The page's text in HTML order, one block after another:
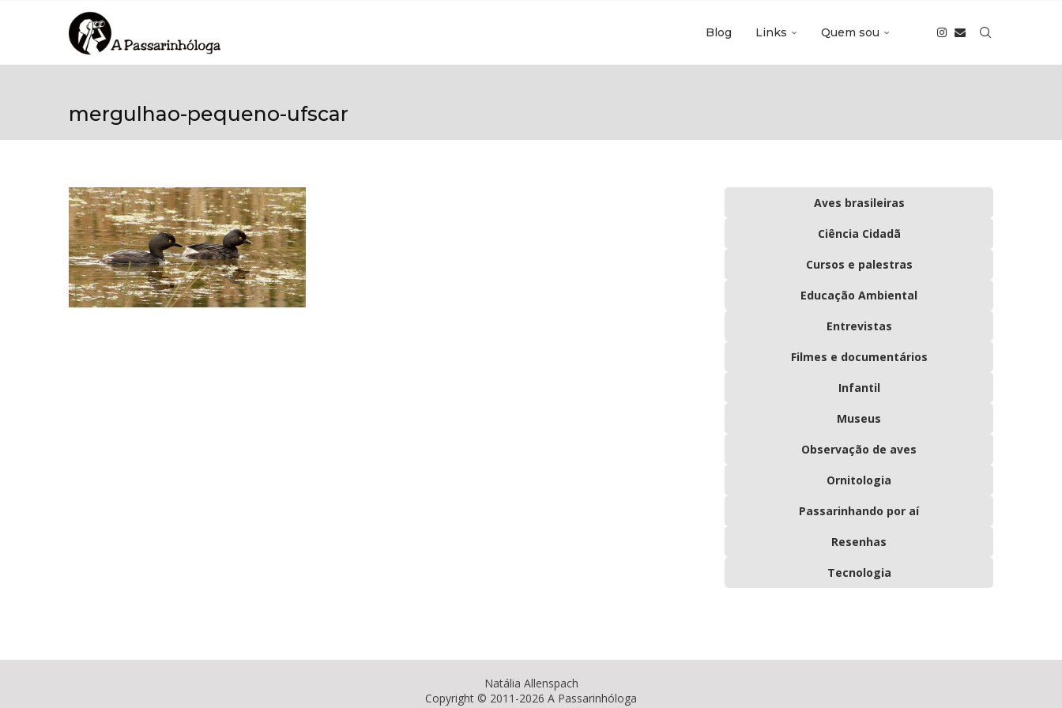
Blog Links Quem sou
mergulhao-pequeno-ufscar
Aves brasileiras
Ciência Cidadã
Cursos e palestras
Educação Ambiental
Entrevistas
Filmes e documentários
Infantil
Museus
Observação de aves
Ornitologia
Passarinhando por aí
Resenhas
Tecnologia
Natália Allenspach
Copyright © 2011-2026 A Passarinhóloga